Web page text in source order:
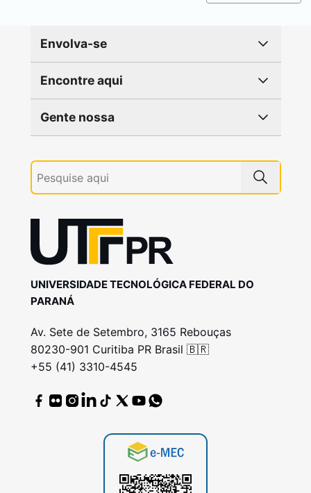
Envolva-se
Encontre aqui
Gente nossa
UNIVERSIDADE TECNOLÓGICA FEDERAL DO
PARANÁ
Av. Sete de Setembro, 3165 Rebouças
80230-901 Curitiba PR Brasil 🇧🇷
+55 (41) 3310-4545